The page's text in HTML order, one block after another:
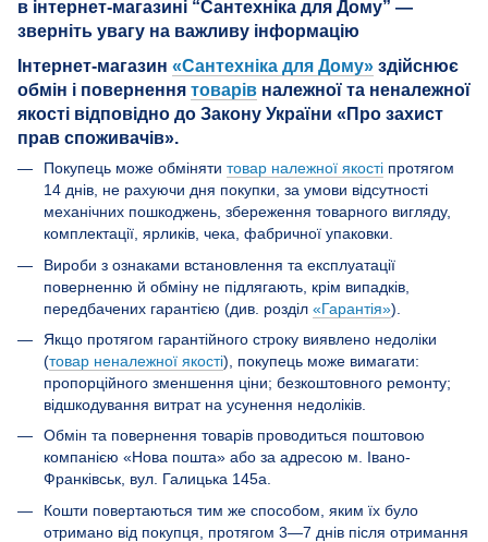
Інтернет-магазин «Сантехніка для Дому» здійснює
обмін і повернення товарів належної та неналежної
якості відповідно до Закону України «Про захист
прав споживачів».
Покупець може обміняти товар належної якості протягом
14 днів, не рахуючи дня покупки, за умови відсутності
механічних пошкоджень, збереження товарного вигляду,
комплектації, ярликів, чека, фабричної упаковки.
Вироби з ознаками встановлення та експлуатації
поверненню й обміну не підлягають, крім випадків,
передбачених гарантією (див. розділ «Гарантія»).
Якщо протягом гарантійного строку виявлено недоліки
(товар неналежної якості), покупець може вимагати:
пропорційного зменшення ціни; безкоштовного ремонту;
відшкодування витрат на усунення недоліків.
Обмін та повернення товарів проводиться поштовою
компанією «Нова пошта» або за адресою м. Івано-
Франківськ, вул. Галицька 145а.
Кошти повертаються тим же способом, яким їх було
отримано від покупця, протягом 3—7 днів після отримання